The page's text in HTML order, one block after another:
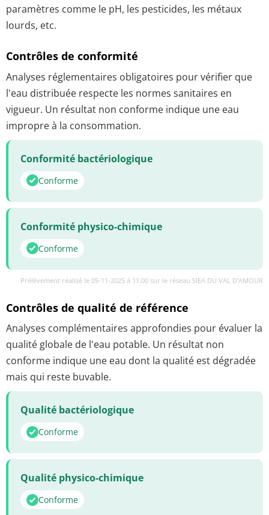
paramètres comme le pH, les pesticides, les métaux
lourds, etc.
Contrôles de conformité
Analyses réglementaires obligatoires pour vérifier que
l'eau distribuée respecte les normes sanitaires en
vigueur. Un résultat non conforme indique une eau
impropre à la consommation.
Conformité bactériologique
Conforme
Conformité physico-chimique
Conforme
Prélèvement réalisé le 05-11-2025 à 11:00 sur le réseau SIEA DU VAL D'AMOUR
Contrôles de qualité de référence
Analyses complémentaires approfondies pour évaluer la
qualité globale de l'eau potable. Un résultat non
conforme indique une eau dont la qualité est dégradée
mais qui reste buvable.
Qualité bactériologique
Conforme
Qualité physico-chimique
Conforme